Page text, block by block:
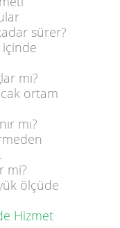
sürer?
içinde
mı?
ortam
mı?
mi?
ölçüde
Hizmet